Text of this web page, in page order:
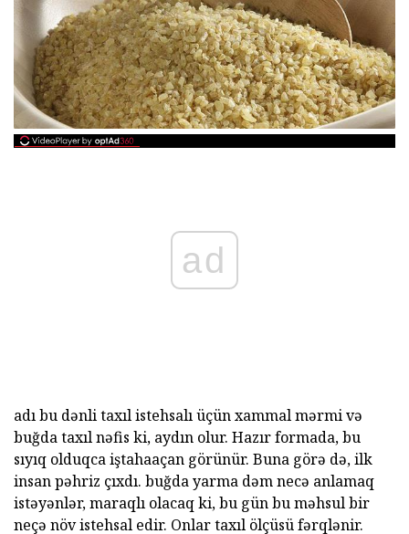
ad
adı bu dənli taxıl istehsalı üçün xammal mərmi və
buğda taxıl nəfis ki, aydın olur. Hazır formada, bu
sıyıq olduqca iştahaaçan görünür. Buna görə də, ilk
insan pəhriz çıxdı. buğda yarma dəm necə anlamaq
istəyənlər, maraqlı olacaq ki, bu gün bu məhsul bir
neçə növ istehsal edir. Onlar taxıl ölçüsü fərqlənir.